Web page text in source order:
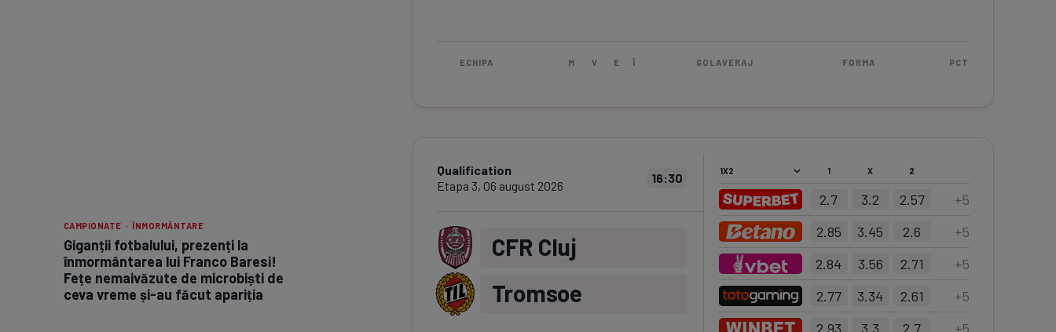
CAMPIONATE · ÎNMORMÂNTARE
Giganții fotbalului, prezenți la
înmormântarea lui Franco Baresi!
Fețe nemaivăzute de microbiști de
ceva vreme și-au făcut apariția
ECHIPA M V E Î GOLAVERAJ FORMA PCT
Qualification
Etapa 3, 06 august 2026
16:30
CFR Cluj
Tromsoe
1 X 2
2.7 3.2 2.57 +5
2.85
3.45 2.6 +5
2.84
3.56 2.71 +5
2.77
3.34 2.61 +5
2.93
3.3 2.7 +5